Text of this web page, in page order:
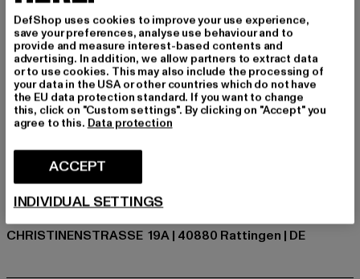
Type huls: Lange mouw
Details: Kangoeroezak, Geribde manchetten, print
Cut: Regelmatig
Merk: Favela
Kategori: Hoodies
Kleur: schwarz
Kleur fabrikant: black
Art.Nr: FAV-Q126-FWBH-056-00007
Fabrikant: AD Distribution GmbH |
CHRISTINENSTRASSE 19A | 40880 Rattingen | DE
DefShop uses cookies to improve your use experience,
save your preferences, analyse use behaviour and to
provide and measure interest-based contents and
advertising. In addition, we allow partners to extract data
or to use cookies. This may also include the processing of
your data in the USA or other countries which do not have
the EU data protection standard. If you want to change
this, click on "Custom settings". By clicking on "Accept" you
agree to this. Data protection
ACCEPT
INDIVIDUAL SETTINGS